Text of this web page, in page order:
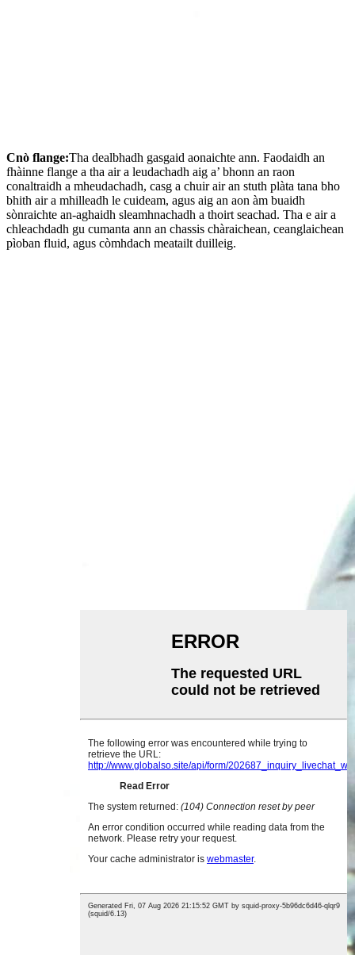
Cnò flange:Tha dealbhadh gasgaid aonaichte ann. Faodaidh an
fhàinne flange a tha air a leudachadh aig a’ bhonn an raon
conaltraidh a mheudachadh, casg a chuir air an stuth plàta tana bho
bhith air a mhilleadh le cuideam, agus aig an aon àm buaidh
sònraichte an-aghaidh sleamhnachadh a thoirt seachad. Tha e air a
chleachdadh gu cumanta ann an chassis chàraichean, ceanglaichean
pìoban fluid, agus còmhdach meatailt duilleig.